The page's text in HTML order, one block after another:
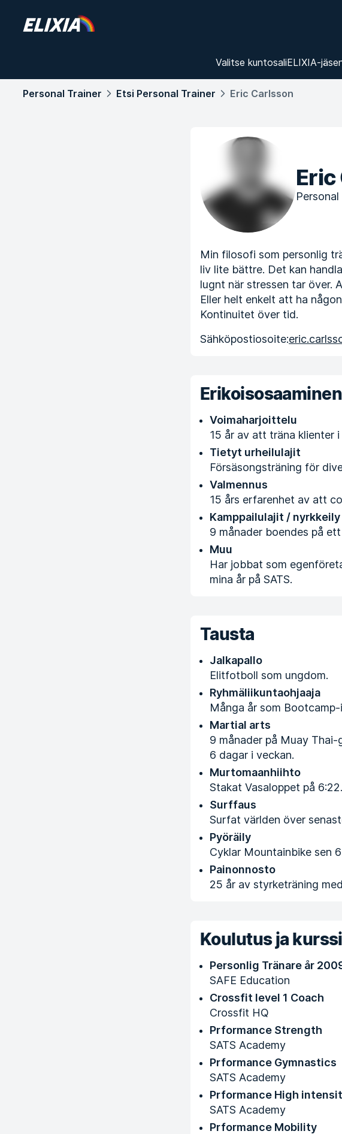
Valitse kuntosaliELIXIA-
Personal Trainer Etsi Personal Trainer Eric Carlsson
Eric
Min filosofi som personlig
liv lite bättre. Det kan
lugnt när stressen tar över.
Eller helt enkelt att ha
Kontinuitet över tid.
Sähköpostiosoite:
Erikoisosaaminen
Voimaharjoittelu
15 år av att träna klienter
Tietyt urheilulajit
Försäsongsträning för
Valmennus
15 års erfarenhet av att
Kamppailulajit / nyrkkeily
9 månader boendes på
Muu
Har jobbat som
mina år på SATS.
Tausta
Jalkapallo
Elitfotboll som ungdom.
Ryhmäliikuntaohjaaja
Många år som
Martial arts
9 månader på Muay
6 dagar i veckan.
Murtomaanhiihto
Stakat Vasaloppet på 6:22.
Surffaus
Surfat världen över
Pyöräily
Cyklar Mountainbike sen
Painonnosto
25 år av styrketräning
Koulutus ja
Personlig Tränare år
SAFE Education
Crossfit level 1 Coach
Crossfit HQ
Prformance Strength
SATS Academy
Prformance Gymnastics
SATS Academy
Prformance High
SATS Academy
Prformance Mobility